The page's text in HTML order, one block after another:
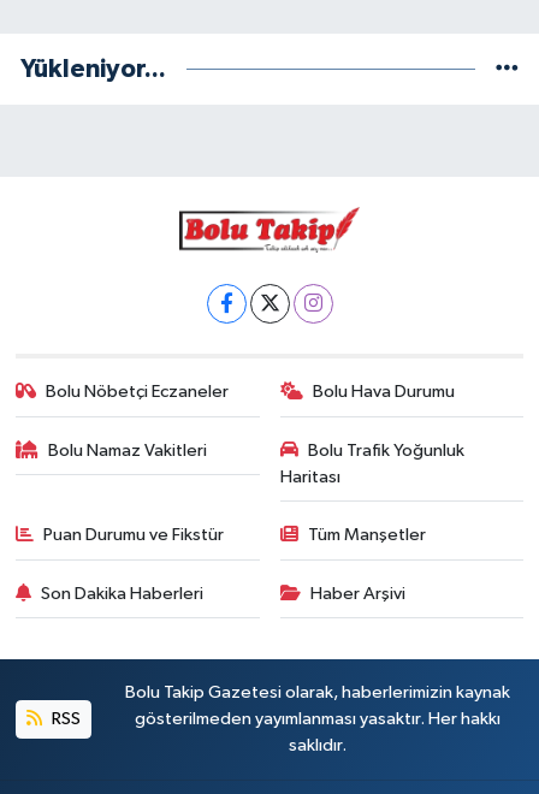
Yükleniyor...
Bolu Nöbetçi Eczaneler Bolu Hava Durumu
Bolu Namaz Vakitleri
Bolu Trafik Yoğunluk
Haritası
Puan Durumu ve Fikstür Tüm Manşetler
Son Dakika Haberleri Haber Arşivi
RSS
Bolu Takip Gazetesi olarak, haberlerimizin kaynak
gösterilmeden yayımlanması yasaktır. Her hakkı
saklıdır.